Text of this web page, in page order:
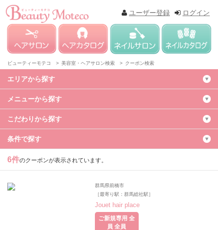
ログイン
ユーザー登録
ビューティーモテコ > 美容室・ヘアサロン検索 > クーポン検索
エリアから探す
メニューから探す
こだわりから探す
条件で探す
6件のクーポンが表示されています。
群馬県前橋市
［最寄り駅：群馬総社駅］
Jouet hair place
ご新規専用 全
員 全員